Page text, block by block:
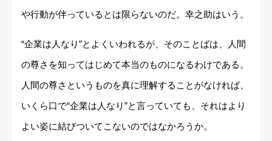
や行動が伴っているとは限らないのだ。幸之助はいう。
“企業は人なり”とよくいわれるが、そのことばは、人間
の尊さを知ってはじめて本当のものになるわけである。
人間の尊さというものを真に理解することがなければ、
いくら口で“企業は人なり”と言っていても、それはより
よい姿に結びついてこないのではなかろうか。